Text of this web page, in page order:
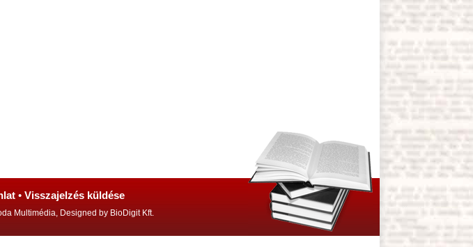
• Visszajelzés küldése
Multimédia, Designed by BioDigit Kft.